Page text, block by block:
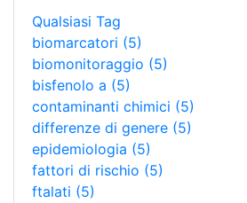
Qualsiasi Tag
biomarcatori (5)
biomonitoraggio (5)
bisfenolo a (5)
contaminanti chimici (5)
differenze di genere (5)
epidemiologia (5)
fattori di rischio (5)
ftalati (5)